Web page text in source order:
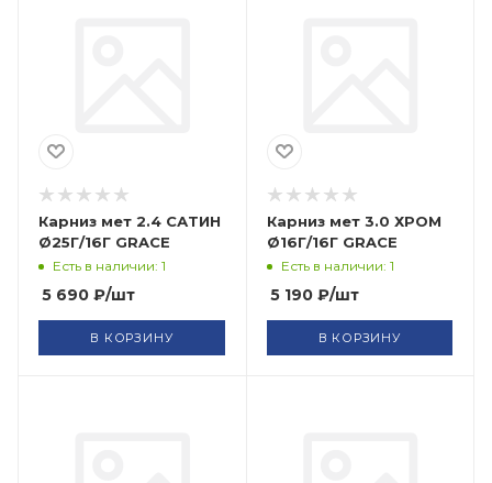
Карниз мет 2.4 САТИН
Ø25Г/16Г GRACE
Есть в наличии: 1
5 690 ₽/шт
В КОРЗИНУ
Карниз мет 3.0 ХРОМ
Ø16Г/16Г GRACE
Есть в наличии: 1
5 190₽/шт
В КОРЗИНУ